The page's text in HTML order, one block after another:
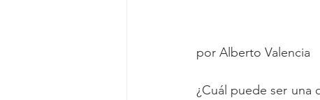
por Alberto Valencia
¿Cuál puede ser una